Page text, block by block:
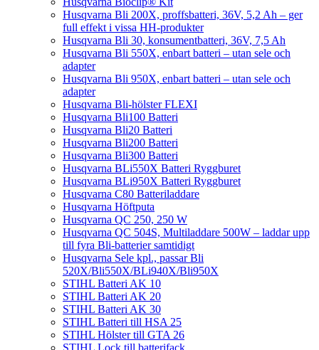
Husqvarna Bli 200X, proffsbatteri, 36V, 5,2 Ah – ger
full effekt i vissa HH-produkter
Husqvarna Bli 30, konsumentbatteri, 36V, 7,5 Ah
Husqvarna Bli 550X, enbart batteri – utan sele och
adapter
Husqvarna Bli 950X, enbart batteri – utan sele och
adapter
Husqvarna Bli-hölster FLEXI
Husqvarna Bli100 Batteri
Husqvarna Bli20 Batteri
Husqvarna Bli200 Batteri
Husqvarna Bli300 Batteri
Husqvarna BLi550X Batteri Ryggburet
Husqvarna BLi950X Batteri Ryggburet
Husqvarna C80 Batteriladdare
Husqvarna Höftputa
Husqvarna QC 250, 250 W
Husqvarna QC 504S, Multiladdare 500W – laddar upp
till fyra Bli-batterier samtidigt
Husqvarna Sele kpl., passar Bli
520X/Bli550X/BLi940X/Bli950X
STIHL Batteri AK 10
STIHL Batteri AK 20
STIHL Batteri AK 30
STIHL Batteri till HSA 25
STIHL Hölster till GTA 26
STIHL Lock till batterifack